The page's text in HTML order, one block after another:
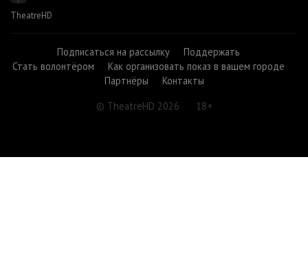
TheatreHD
Подписаться на рассылку
Поддержать
Стать волонтёром
Как организовать показ в вашем городе
Партнёры
Контакты
© TheatreHD 2026
18+